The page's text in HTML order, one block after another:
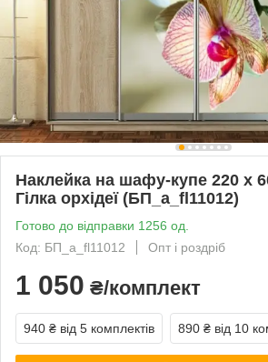
Наклейка на шафу-купе 220 х
Гілка орхідеї (БП_а_fl11012)
Готово до відправки 1256 од.
Код: БП_а_fl11012
Опт і роздріб
1 050 ₴/комплект
940 ₴ від 5 комплектів 890 ₴ від 10